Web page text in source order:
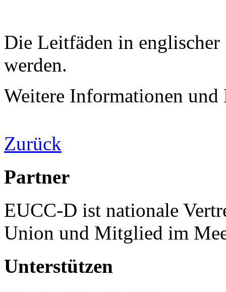
Die Leitfäden in
werden.
Weitere Informationen
Zurück
Partner
EUCC-D ist nationale
Union und Mitglied im
Unterstützen